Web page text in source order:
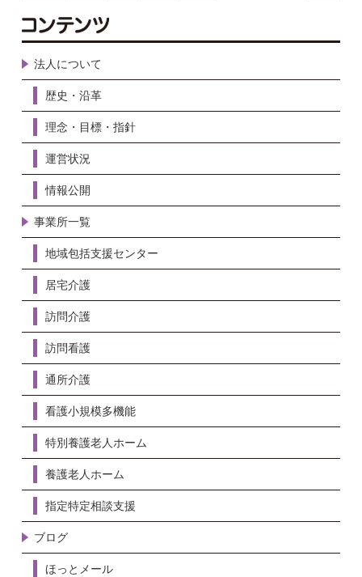
法人について
歴史・沿革
理念・目標・指針
運営状況
情報公開
事業所一覧
地域包括支援センター
居宅介護
訪問介護
訪問看護
通所介護
看護小規模多機能
特別養護老人ホーム
養護老人ホーム
指定特定相談支援
ブログ
ほっとメール